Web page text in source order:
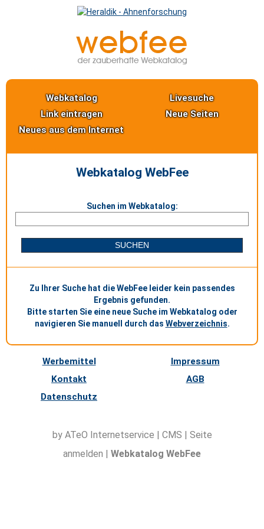
Webkatalog
Livesuche
Link eintragen
Neue Seiten
Neues aus dem Internet
Webkatalog WebFee
Suchen im Webkatalog:
Zu Ihrer Suche hat die WebFee leider kein passendes
Ergebnis gefunden.
Bitte starten Sie eine neue Suche im Webkatalog oder
navigieren Sie manuell durch das Webverzeichnis.
Werbemittel
Impressum
Kontakt
AGB
Datenschutz
by ATeO Internetservice | CMS | Seite
anmelden | Webkatalog WebFee